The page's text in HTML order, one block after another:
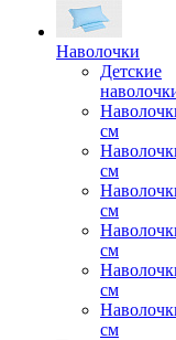
Наволочки
Детские
см
см
см
см
см
см